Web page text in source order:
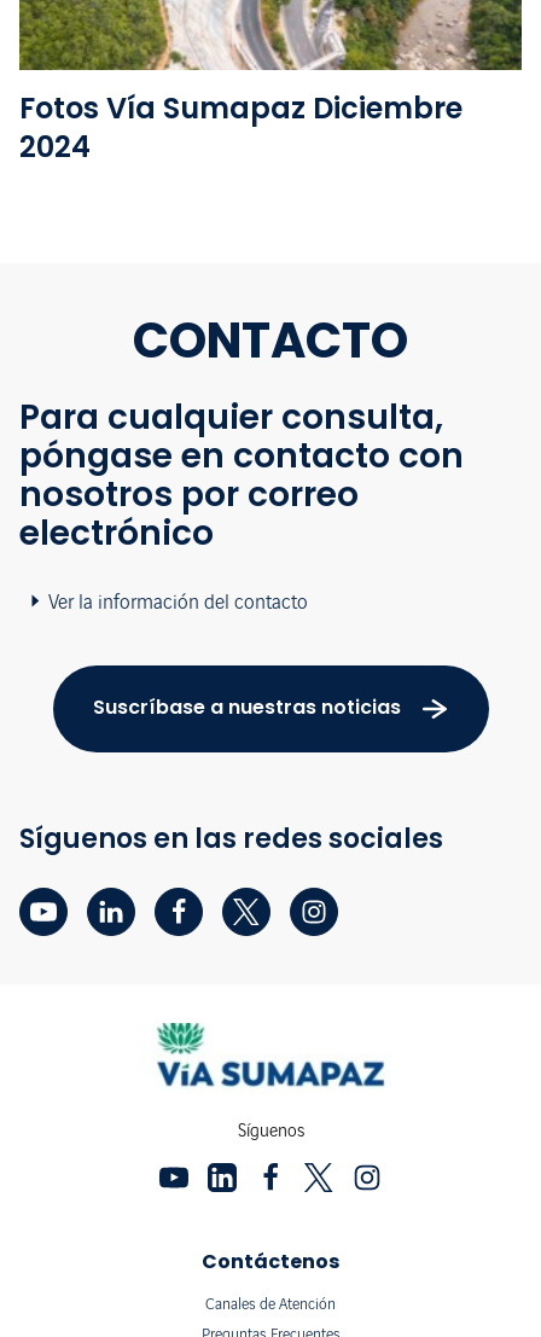
Fotos Vía Sumapaz Diciembre
2024
CONTACTO
Para cualquier consulta,
póngase en contacto con
nosotros por correo
electrónico
Ver la información del contacto
Suscríbase a nuestras noticias
Síguenos en las redes sociales
Síguenos
Contáctenos
Canales de Atención